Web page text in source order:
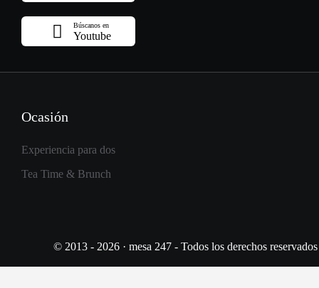
Búscanos en
Youtube
Ocasión
Experiencia para dos
Tea Time & Brunch
© 2013 - 2026 · mesa 247 - Todos los derechos reservados